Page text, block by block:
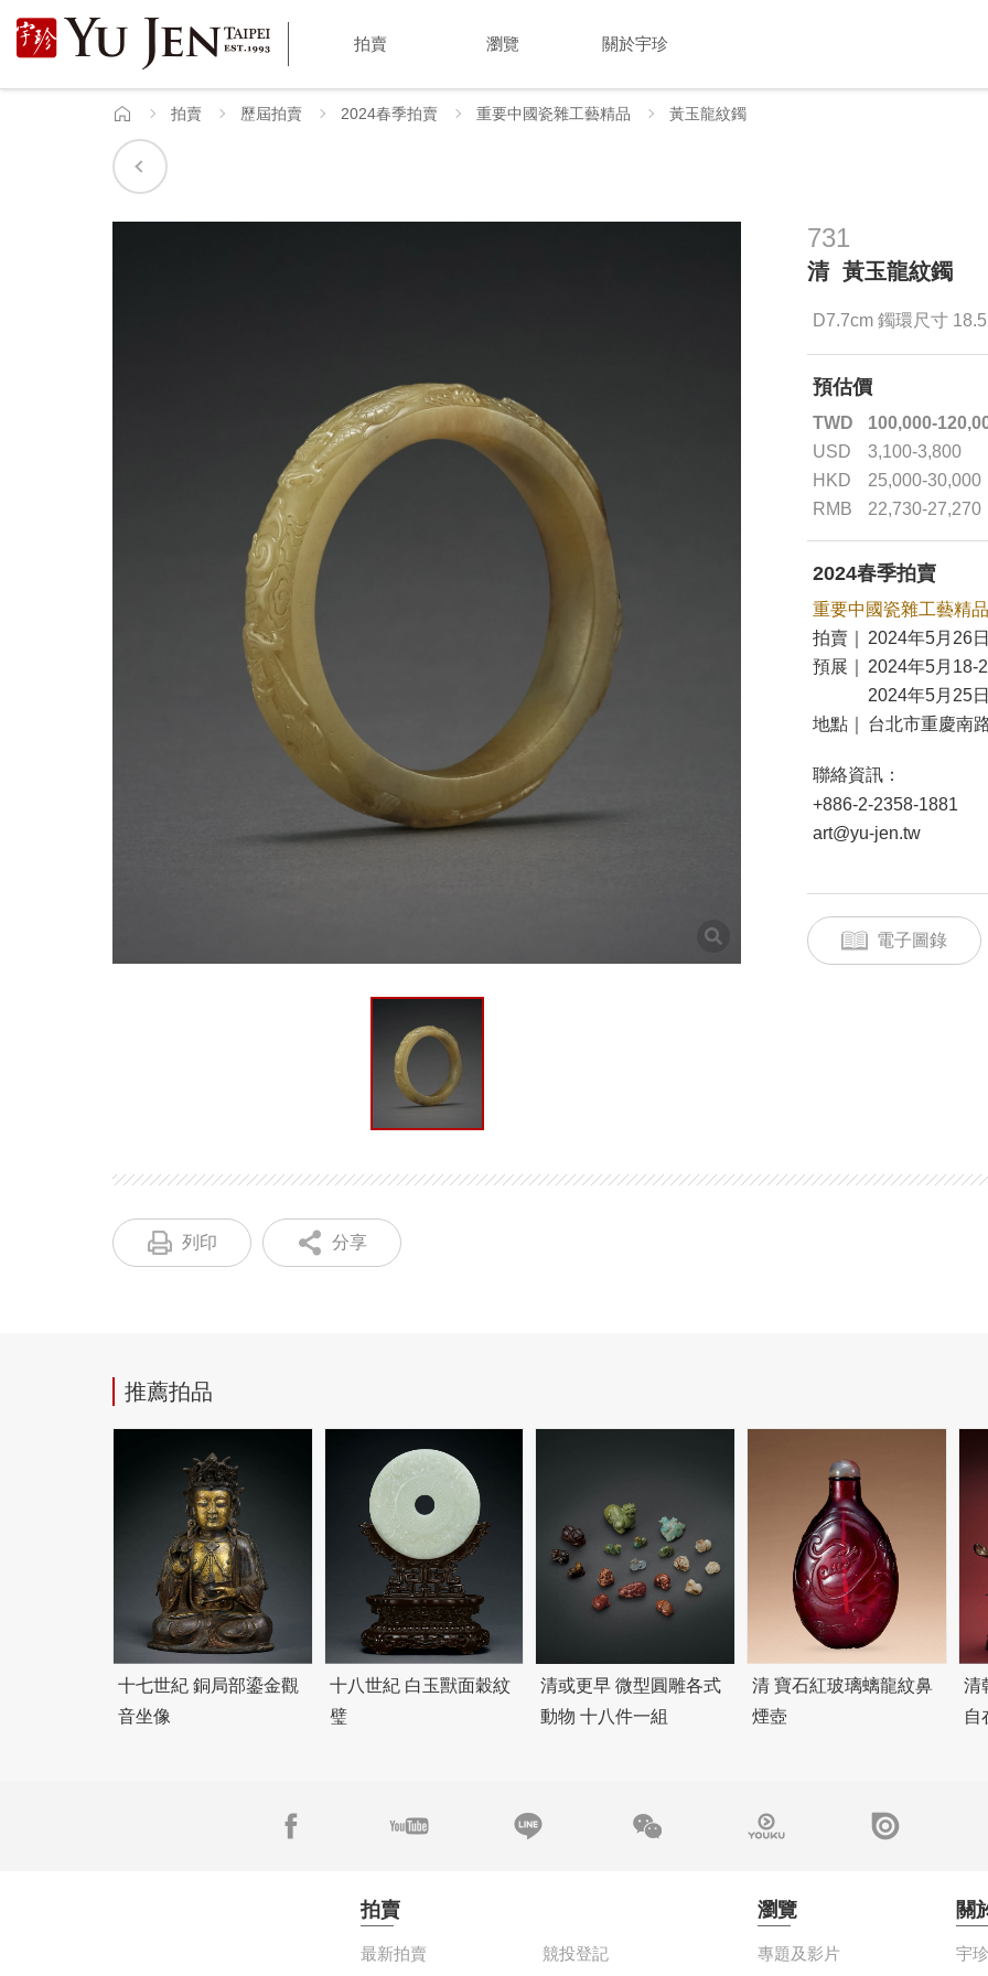
宇
珍
拍賣 瀏覽 關於宇珍
首
頁
拍賣 歷屆拍賣 2024春季拍賣 重要中國瓷雜工藝精品 黃玉龍紋鐲
731
清 黃玉龍紋鐲
D7.7cm 鐲環尺寸 18.5
預估價
TWD
100,000-
USD
3,100-3,800
HKD
25,000-30,000
RMB
22,730-27,270
2024春季拍賣
重要中國瓷雜工藝精品
拍賣｜
2024年5月26
預展｜
2024年5月18-
2024年5月25
地點｜
台北市重慶南
聯絡資訊：
+886-2-2358-1881
art@yu-jen.tw
電子圖錄
列印 分享
推薦拍品
十七世紀 銅局部鎏金觀
音坐像
十八世紀 白玉獸面穀紋
璧
清或更早 微型圓雕各式
動物 十八件一組
清 寶石紅玻璃螭龍紋鼻
煙壺
清
自
拍賣
最新拍賣 競投登記
瀏覽
專題及影片
關
宇